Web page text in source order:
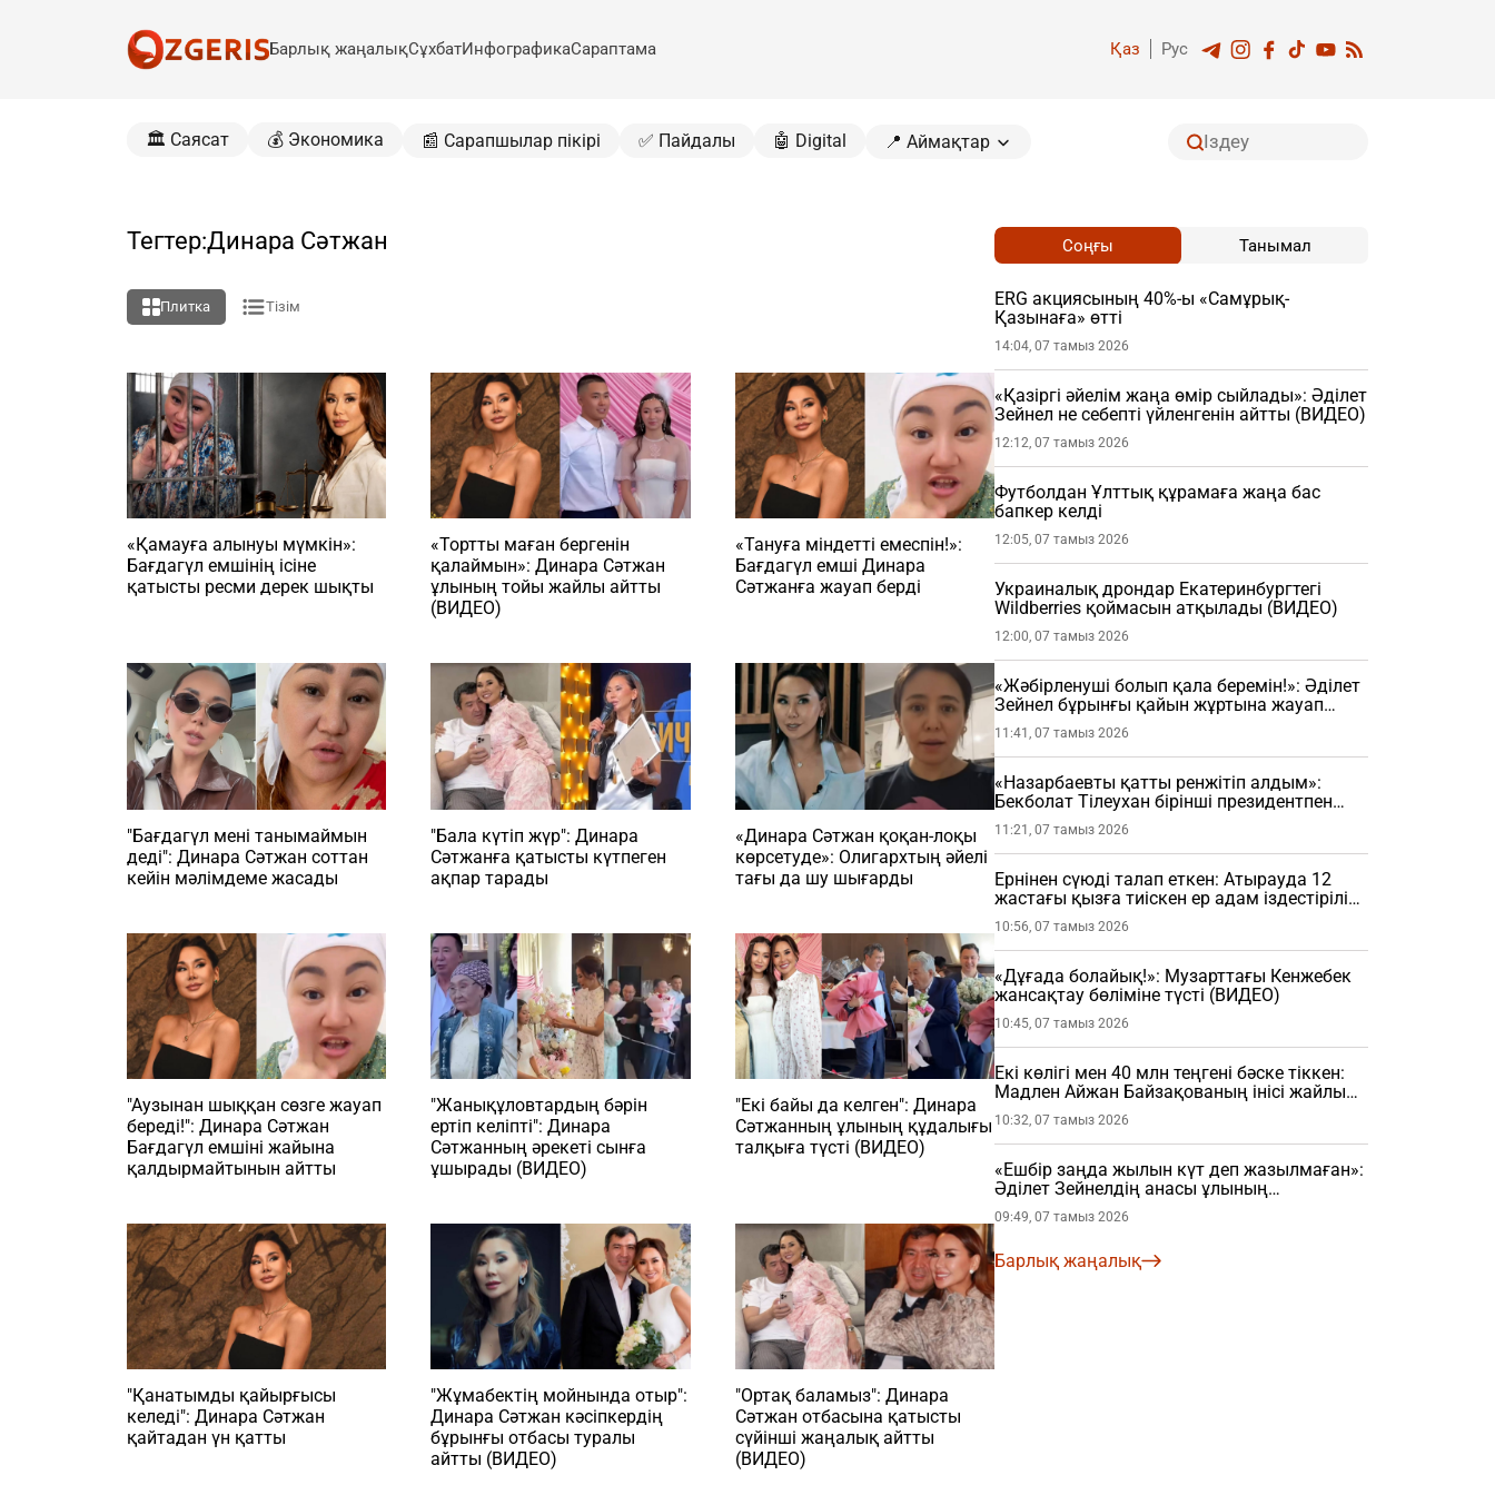
Барлық жаңалықСұхбатИнфографикаСараптама Қаз Рус
🏛️ Саясат 💰 Экономика 📰 Сарапшылар пікірі ✅ Пайдалы 🤖 Digital 📍 Аймақтар
Тегтер:Динара Сәтжан
Плитка Тізім
«Қамауға алынуы мүмкін»:
Бағдагүл емшінің ісіне
қатысты ресми дерек шықты
«Тортты маған бергенін
қалаймын»: Динара Сәтжан
ұлының тойы жайлы айтты
(ВИДЕО)
«Тануға міндетті емеспін!»:
Бағдагүл емші Динара
Сәтжанға жауап берді
"Бағдагүл мені танымаймын
деді": Динара Сәтжан соттан
кейін мәлімдеме жасады
"Бала күтіп жүр": Динара
Сәтжанға қатысты күтпеген
ақпар тарады
«Динара Сәтжан қоқан-лоқы
көрсетуде»: Олигархтың әйелі
тағы да шу шығарды
"Аузынан шыққан сөзге жауап
береді!": Динара Сәтжан
Бағдагүл емшіні жайына
қалдырмайтынын айтты
"Жанықұловтардың бәрін
ертіп келіпті": Динара
Сәтжанның әрекеті сынға
ұшырады (ВИДЕО)
"Екі байы да келген": Динара
Сәтжанның ұлының құдалығы
талқыға түсті (ВИДЕО)
"Қанатымды қайырғысы
келеді": Динара Сәтжан
қайтадан үн қатты
"Жұмабектің мойнында отыр":
Динара Сәтжан кәсіпкердің
бұрынғы отбасы туралы
айтты (ВИДЕО)
"Ортақ баламыз": Динара
Сәтжан отбасына қатысты
сүйінші жаңалық айтты
(ВИДЕО)
Соңғы Танымал
ERG акциясының 40%-ы «Самұрық-
Қазынаға» өтті
14:04, 07 тамыз 2026
«Қазіргі әйелім жаңа өмір сыйлады»: Әділет
Зейнел не себепті үйленгенін айтты (ВИДЕО)
12:12, 07 тамыз 2026
Футболдан Ұлттық құрамаға жаңа бас
бапкер келді
12:05, 07 тамыз 2026
Украиналық дрондар Екатеринбургтегі
Wildberries қоймасын атқылады (ВИДЕО)
12:00, 07 тамыз 2026
«Жәбірленуші болып қала беремін!»: Әділет
Зейнел бұрынғы қайын жұртына жауап
берді
11:41, 07 тамыз 2026
«Назарбаевты қатты ренжітіп алдым»:
Бекболат Тілеухан бірінші президентпен
болған жайтты айтты
11:21, 07 тамыз 2026
Ернінен сүюді талап еткен: Атырауда 12
жастағы қызға тиіскен ер адам іздестіріліп
жатыр
10:56, 07 тамыз 2026
«Дұғада болайық!»: Музарттағы Кенжебек
жансақтау бөліміне түсті (ВИДЕО)
10:45, 07 тамыз 2026
Екі көлігі мен 40 млн теңгені бәске тіккен:
Мадлен Айжан Байзақованың інісі жайлы
шындықты жайып салды (ВИДЕО)
10:32, 07 тамыз 2026
«Ешбір заңда жылын күт деп жазылмаған»:
Әділет Зейнелдің анасы ұлының
үйленгеніне қатысты пікір айтты (ВИДЕО)
09:49, 07 тамыз 2026
Барлық жаңалық